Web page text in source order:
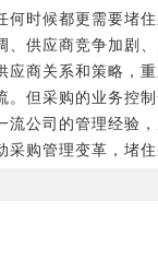
何时候都更需要堵
、供应商竞争加剧
商关系和策略，
。但采购的业务控
流公司的管理经验
购管理变革，堵住